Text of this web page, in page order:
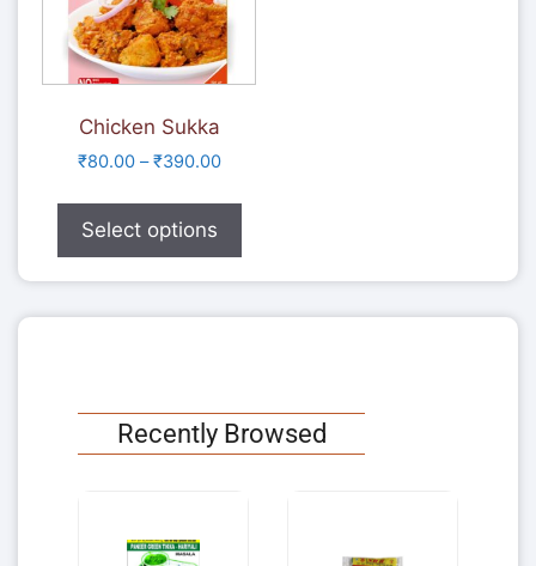
Chicken Sukka
₹80.00–₹390.00
Select options
Recently Browsed